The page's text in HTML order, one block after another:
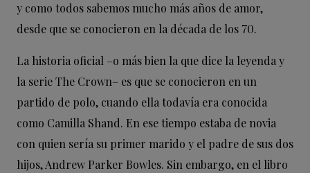
y como todos sabemos mucho más años de amor,
desde que se conocieron en la década de los 70.
La historia oficial –o más bien la que dice la leyenda y
la serie The Crown– es que se conocieron en un
partido de polo, cuando ella todavía era conocida
como Camilla Shand. En ese tiempo estaba de novia
con quien sería su primer marido y el padre de sus dos
hijos, Andrew Parker Bowles. Sin embargo, en el libro